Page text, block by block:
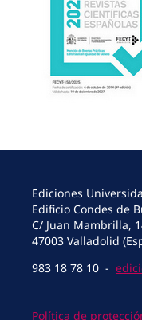
Ediciones
Edificio Condes de
C/ Juan Mambrilla,
47003 Valladolid
983 18 78 10 -
Política de